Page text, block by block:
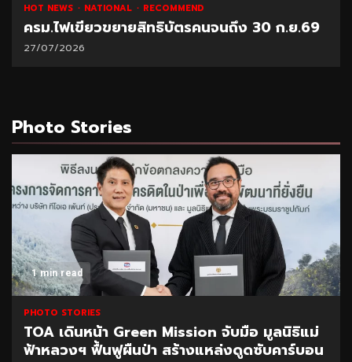
HOT NEWS NATIONAL RECOMMEND
ครม.ไฟเขียวขยายสิทธิบัตรคนจนถึง 30 ก.ย.69
27/07/2026
Photo Stories
1 min read
PHOTO STORIES
TOA เดินหน้า Green Mission จับมือ มูลนิธิแม่
ฟ้าหลวงฯ ฟื้นฟูผืนป่า สร้างแหล่งดูดซับคาร์บอน